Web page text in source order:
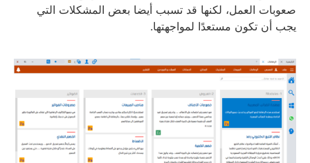
صعوبات العمل، لكنها قد تسبب أيضا بعض المشكلات التي
يجب أن تكون مستعدًا لمواجهتها.